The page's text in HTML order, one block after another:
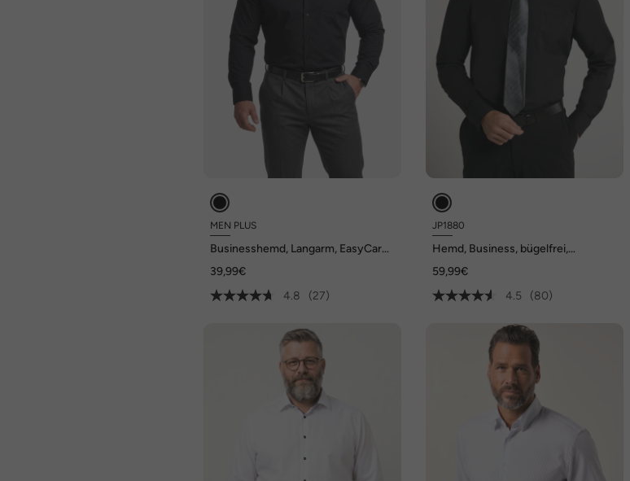
MEN PLUS
Businesshemd, Langarm, EasyCare,
39,99€
4.8
(27)
JP1880
Hemd, Business, bügelfrei,
bis 8XL
59,99€
4.5
(80)